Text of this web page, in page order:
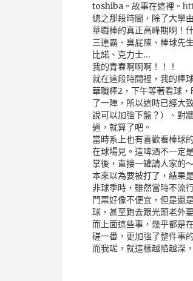
toshiba。故事在這裡。
總之那段時間，除了大學
華職棒的真正高峰期啊！
三連霸、臭屁陳、棒球先
比諾、克力士…
我的青春啊啊啊！！！
就在這段時間裡，我的棒
華職棒2，下午等著看球
了一陣，所以這時已經大
說可以加強下盤？）、對
過，就算了吧。
當時系上也有喜歡看棒球
在球場見。這啤酒不一定
掌後，直接一罐請人家的
本來以為要被打了，結果
非球季時，雖然當時不流
門票好像不便宜，但是還
球，甚至跑去跟光頭老外
而上面這些事，幾乎都是
磋一番，更加強了整件事
而我呢，就這樣越陷越深